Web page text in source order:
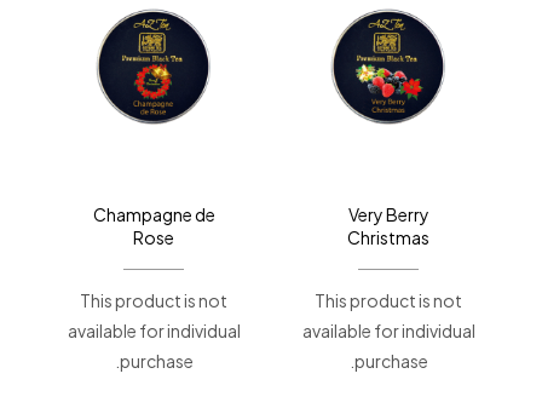
Very Berry
Christmas
This product is not
available for individual
purchase.
Champagne de
Rose
This product is not
available for individual
purchase.